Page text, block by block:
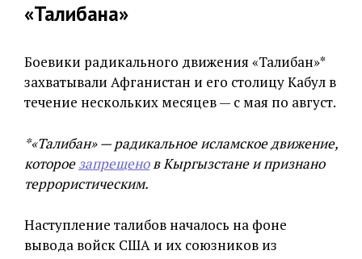
«Талибана»
Боевики радикального движения «Талибан»*
захватывали Афганистан и его столицу Кабул в
течение нескольких месяцев — с мая по август.
*«Талибан» — радикальное исламское движение,
которое запрещенов Кыргызстане и признано
террористическим.
Наступление талибов началось на фоне
вывода войск США и их союзников из